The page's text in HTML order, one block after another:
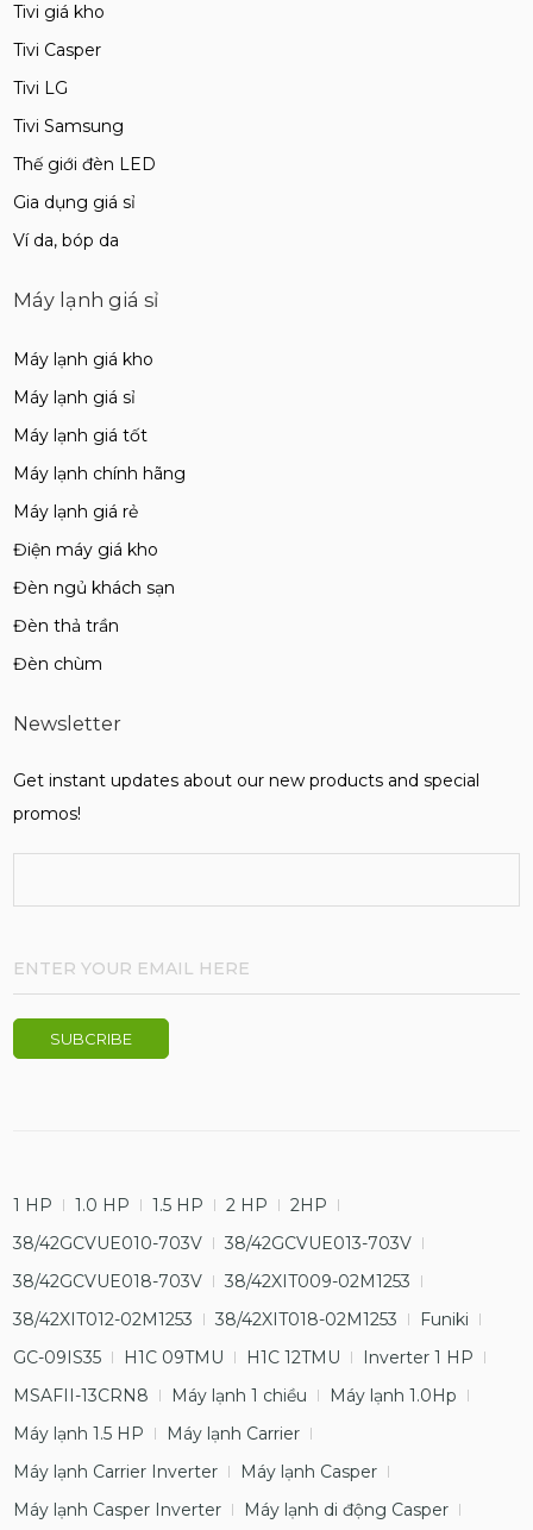
Tivi giá kho
Tivi Casper
Tivi LG
Tivi Samsung
Thế giới đèn LED
Gia dụng giá sỉ
Ví da, bóp da
Máy lạnh giá sỉ
Máy lạnh giá kho
Máy lạnh giá sỉ
Máy lạnh giá tốt
Máy lạnh chính hãng
Máy lạnh giá rẻ
Điện máy giá kho
Đèn ngủ khách sạn
Đèn thả trần
Đèn chùm
Newsletter
Get instant updates about our new products and special
promos!
1 HP 1.0 HP 1.5 HP 2 HP
2HP
38/42GCVUE010-703V
38/42GCVUE013-703V
38/42GCVUE018-703V
38/42XIT009-02M1253
38/42XIT012-02M1253
38/42XIT018-02M1253
Funiki
GC-09IS35
H1C 09TMU H1C 12TMU
Inverter 1 HP
MSAFII-13CRN8
Máy lạnh 1 chiều
Máy lạnh 1.0Hp
Máy lạnh 1.5 HP
Máy lạnh Carrier
Máy lạnh Carrier Inverter
Máy lạnh Casper
Máy lạnh Casper Inverter
Máy lạnh di động Casper